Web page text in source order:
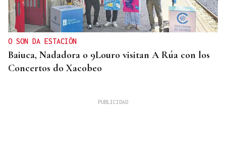
O SON DA ESTACIÓN
Baiuca, Nadadora o 9Louro visitan A Rúa con los
Concertos do Xacobeo